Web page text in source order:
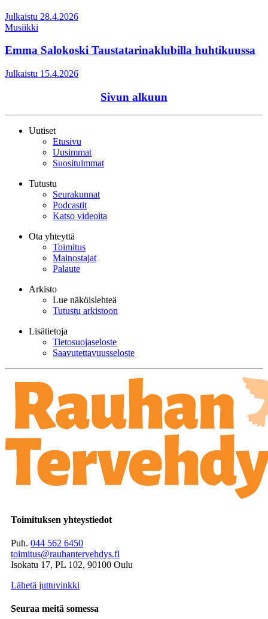
Julkaistu 28.4.2026
Musiikki
Emma Salokoski Taustatarinaklubilla huhtikuussa
Julkaistu 15.4.2026
Sivun alkuun
Uutiset
Etusivu
Uusimmat
Suosituimmat
Tutustu
Seurakunnat
Podcastit
Katso videoita
Ota yhteyttä
Toimitus
Mainostajat
Palaute
Arkisto
Lue näköislehteä
Tutustu arkistoon
Lisätietoja
Tietosuojaseloste
Saavutettavuusseloste
Toimituksen yhteystiedot
Puh. 044 562 6450
toimitus@rauhantervehdys.fi
Isokatu 17, PL 102, 90100 Oulu
Lähetä juttuvinkki
Seuraa meitä somessa